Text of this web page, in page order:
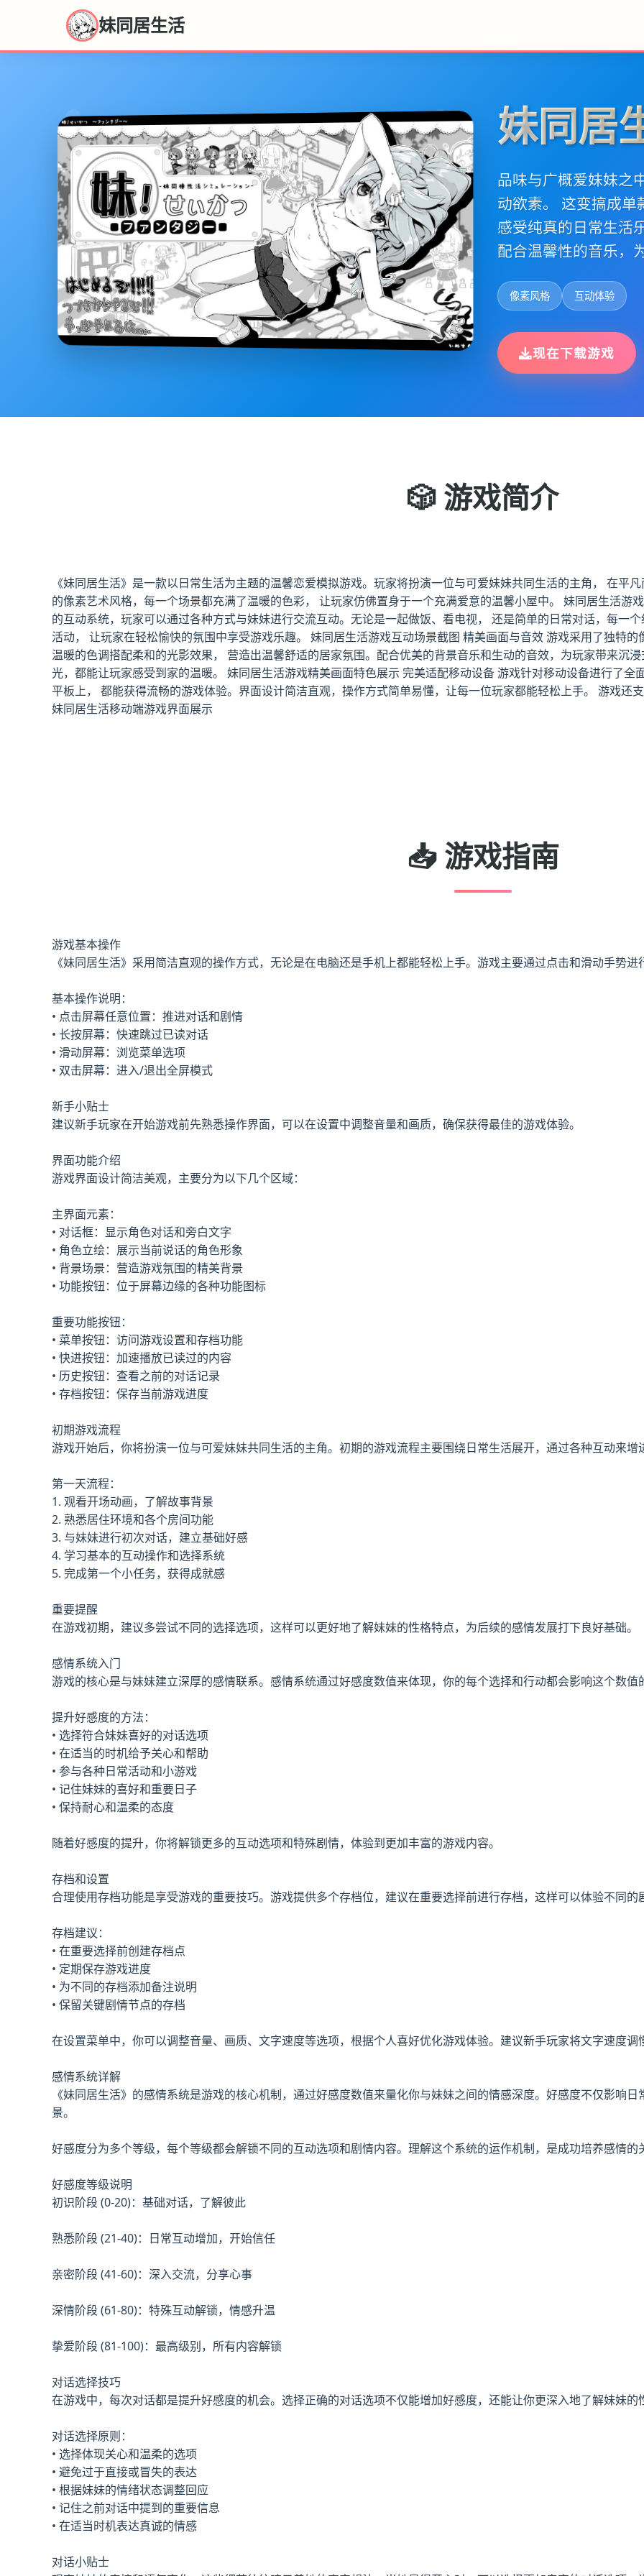
妹同居生活
妹同居
品味与广概爱妹妹之
动欲素。 这变搞成
感受纯真的日常生活
配合温馨性的音乐，
像素风格 互动体验
现在下载游戏
🎲 游戏简介
《妹同居生活》是一款以日常生活为主题的温馨恋爱模拟游戏。玩家将扮演一位与可爱妹妹共同生活的主角， 在平
的像素艺术风格，每一个场景都充满了温暖的色彩， 让玩家仿佛置身于一个充满爱意的温馨小屋中。 妹同居生活游
的互动系统，玩家可以通过各种方式与妹妹进行交流互动。无论是一起做饭、看电视， 还是简单的日常对话，每一
活动， 让玩家在轻松愉快的氛围中享受游戏乐趣。 妹同居生活游戏互动场景截图 精美画面与音效 游戏采用了独特的
温暖的色调搭配柔和的光影效果， 营造出温馨舒适的居家氛围。配合优美的背景音乐和生动的音效，为玩家带来沉
光，都能让玩家感受到家的温暖。 妹同居生活游戏精美画面特色展示 完美适配移动设备 游戏针对移动设备进行了
平板上， 都能获得流畅的游戏体验。界面设计简洁直观，操作方式简单易懂，让每一位玩家都能轻松上手。 游戏还
妹同居生活移动端游戏界面展示
📥 游戏指南
游戏基本操作
《妹同居生活》采用简洁直观的操作方式，无论是在电脑还是手机上都能轻松上手。游戏主要通过点击和滑动手势进
基本操作说明：
• 点击屏幕任意位置：推进对话和剧情
• 长按屏幕：快速跳过已读对话
• 滑动屏幕：浏览菜单选项
• 双击屏幕：进入/退出全屏模式
新手小贴士
建议新手玩家在开始游戏前先熟悉操作界面，可以在设置中调整音量和画质，确保获得最佳的游戏体验。
界面功能介绍
游戏界面设计简洁美观，主要分为以下几个区域：
主界面元素：
• 对话框：显示角色对话和旁白文字
• 角色立绘：展示当前说话的角色形象
• 背景场景：营造游戏氛围的精美背景
• 功能按钮：位于屏幕边缘的各种功能图标
重要功能按钮：
• 菜单按钮：访问游戏设置和存档功能
• 快进按钮：加速播放已读过的内容
• 历史按钮：查看之前的对话记录
• 存档按钮：保存当前游戏进度
初期游戏流程
游戏开始后，你将扮演一位与可爱妹妹共同生活的主角。初期的游戏流程主要围绕日常生活展开，通过各种互动来增
第一天流程：
1. 观看开场动画，了解故事背景
2. 熟悉居住环境和各个房间功能
3. 与妹妹进行初次对话，建立基础好感
4. 学习基本的互动操作和选择系统
5. 完成第一个小任务，获得成就感
重要提醒
在游戏初期，建议多尝试不同的选择选项，这样可以更好地了解妹妹的性格特点，为后续的感情发展打下良好基础。
感情系统入门
游戏的核心是与妹妹建立深厚的感情联系。感情系统通过好感度数值来体现，你的每个选择和行动都会影响这个数值
提升好感度的方法：
• 选择符合妹妹喜好的对话选项
• 在适当的时机给予关心和帮助
• 参与各种日常活动和小游戏
• 记住妹妹的喜好和重要日子
• 保持耐心和温柔的态度
随着好感度的提升，你将解锁更多的互动选项和特殊剧情，体验到更加丰富的游戏内容。
存档和设置
合理使用存档功能是享受游戏的重要技巧。游戏提供多个存档位，建议在重要选择前进行存档，这样可以体验不同的
存档建议：
• 在重要选择前创建存档点
• 定期保存游戏进度
• 为不同的存档添加备注说明
• 保留关键剧情节点的存档
在设置菜单中，你可以调整音量、画质、文字速度等选项，根据个人喜好优化游戏体验。建议新手玩家将文字速度调
感情系统详解
《妹同居生活》的感情系统是游戏的核心机制，通过好感度数值来量化你与妹妹之间的情感深度。好感度不仅影响
景。
好感度分为多个等级，每个等级都会解锁不同的互动选项和剧情内容。理解这个系统的运作机制，是成功培养感情的
好感度等级说明
初识阶段 (0-20)：基础对话，了解彼此
熟悉阶段 (21-40)：日常互动增加，开始信任
亲密阶段 (41-60)：深入交流，分享心事
深情阶段 (61-80)：特殊互动解锁，情感升温
挚爱阶段 (81-100)：最高级别，所有内容解锁
对话选择技巧
在游戏中，每次对话都是提升好感度的机会。选择正确的对话选项不仅能增加好感度，还能让你更深入地了解妹妹的
对话选择原则：
• 选择体现关心和温柔的选项
• 避免过于直接或冒失的表达
• 根据妹妹的情绪状态调整回应
• 记住之前对话中提到的重要信息
• 在适当时机表达真诚的情感
对话小贴士